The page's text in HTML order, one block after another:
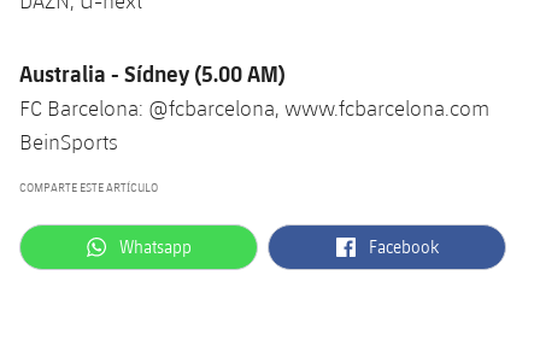
Australia - Sídney (5.00 AM)
FC Barcelona: @fcbarcelona, www.fcbarcelona.com
BeinSports
COMPARTE ESTE ARTÍCULO
label.aria.whatsapp
Whatsapp label.aria.facebook
Facebook